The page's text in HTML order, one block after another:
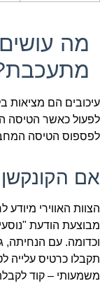
מה
עיכובים הם מציאות
לפעול כאשר הטיסה
לפספוס הטיסה
אם
הצוות האווירי
מבוצעת הודעת
וכדומה. עם
תקבלו כרטיס עלייה
משמעותי – קוד